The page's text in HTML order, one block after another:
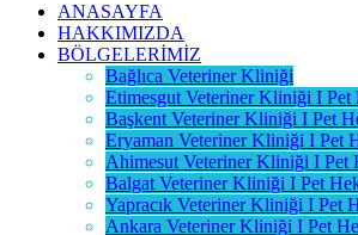
ANASAYFA
HAKKIMIZDA
BÖLGELERİMİZ
Bağlıca Veteriner Kliniği
Etimesgut Veteriner Kliniği I Pet
Başkent Veteriner Kliniği I Pet
Eryaman Veteriner Kliniği I Pet
Ahimesut Veteriner Kliniği I Pet
Balgat Veteriner Kliniği I Pet
Yapracık Veteriner Kliniği I Pet
Ankara Veteriner Kliniği I Pet